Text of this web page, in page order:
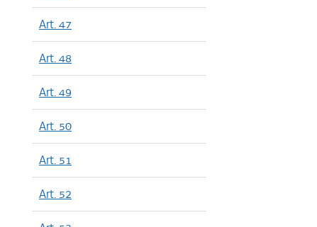
Art. 47
Art. 48
Art. 49
Art. 50
Art. 51
Art. 52